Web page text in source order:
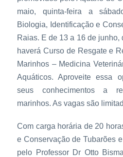
maio, quinta-feira a
Biologia, Identificação e
Raias. E de 13 a 16 de junho,
haverá Curso de Resgate e
Marinhos – Medicina
Aquáticos. Aproveite essa
seus conhecimentos a
marinhos. As vagas são
Com carga horária de 20
e Conservação de Tubarões
pelo Professor Dr Otto